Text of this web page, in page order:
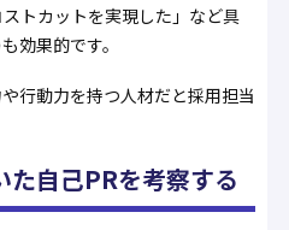
トカットを実現した」など具
効果的です。
行動力を持つ人材だと採用担当
た自己PRを考察する